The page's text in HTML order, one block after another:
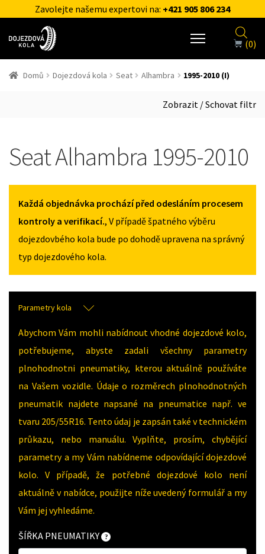
Zavolejte našemu expertovi na: +421 905 806 234
(0)
Domů Dojezdová kola Seat Alhambra 1995-2010 (I)
Zobrazit / Schovat filtr
Seat Alhambra 1995-2010
Každá objednávka prochází před odesláním procesem
kontroly a verifikací., V případě špatného výběru
dojezdovbého kola bude po dohodě upravena na správný
typ dojezdového kola.
Parametry kola
Abychom Vám mohli nabídnout vhodné dojezdové kolo,
potřebujeme, abyste zadali všechny parametry
plnohodnotni pneumatiky, kterou aktuálně používáte
na Vašem vozidle. Údaje o rozměrech plnohodnotných
pneumatik najdete napsané na pneumatice např. ve
tvaru 205/55R16. Tento údaj je zapsán také v technickém
průkazu, nebo manuálu. Vyplňte, prosím, chybějící
parametry a my Vám nabídneme odpovídající dojezdové
kolo. V případě, že potřebné dojezdové kolo není
aktuálně v nabídce, použijte níže uvedený formulář a my
Vám jej vyhledáme.
ŠÍŘKA PNEUMATIKY